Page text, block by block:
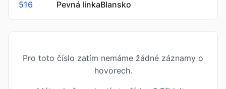
516 Pevná linkaBlansko
Pro toto číslo zatím nemáme žádné záznamy o
hovorech.